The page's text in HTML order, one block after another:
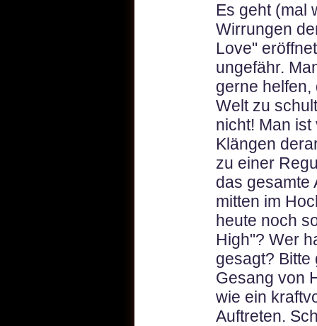
Es geht (mal
Wirrungen
Love"
ungefähr.
gerne
Welt zu
nicht! Man
Klängen
zu einer
das gesamte
mitten im
heute noch
High"? Wer
gesagt?
Gesang von
wie ein
Auftreten.